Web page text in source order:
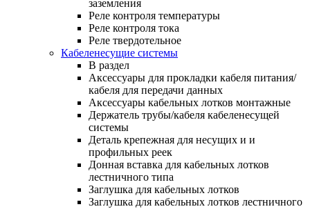
заземления
Реле контроля температуры
Реле контроля тока
Реле твердотельное
Кабеленесущие системы
В раздел
Аксессуары для прокладки кабеля питания/
кабеля для передачи данных
Аксессуары кабельных лотков монтажные
Держатель трубы/кабеля кабеленесущей
системы
Деталь крепежная для несущих и и
профильных реек
Донная вставка для кабельных лотков
лестничного типа
Заглушка для кабельных лотков
Заглушка для кабельных лотков лестничного